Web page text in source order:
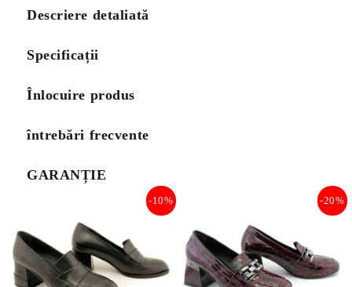
Descriere detaliată
Specificații
Înlocuire produs
întrebări frecvente
GARANȚIE
-10% -20%